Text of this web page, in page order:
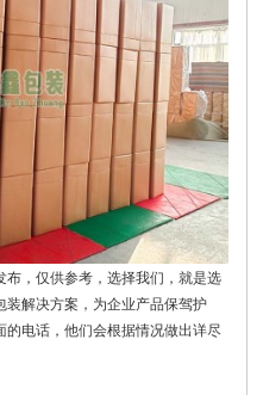
布，仅供参考，选择我们，就是选
解决方案，为企业产品保驾护
电话，他们会根据情况做出详尽